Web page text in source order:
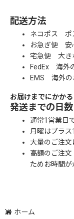
配送方法
ネコポス ポ
お急ぎ便 安
宅急便 大き
FedEx 海外
EMS 海外の
お届けまでにかか
発送までの日数
通常1営業日
月曜はプラス
大量のご注文
高額のご注
ためお時間が
ホーム